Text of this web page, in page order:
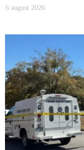
6 august 2026